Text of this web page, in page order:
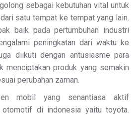
sebagai kebutuhan vital untuk
satu tempat ke tempat yang lain.
baik pada pertumbuhan industri
peningkatan dari waktu ke
diikuti dengan antusiasme para
menciptakan produk yang semakin
perubahan zaman.
mobil yang senantiasa aktif
otomotif di indonesia yaitu toyota.